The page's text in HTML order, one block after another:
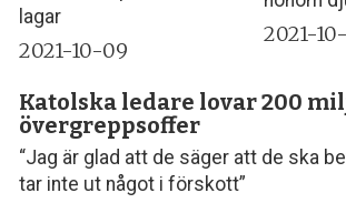
lagar
2021-10-09
2021-
Katolska ledare lovar 200
övergreppsoffer
“Jag är glad att de säger att de ska
tar inte ut något i förskott”